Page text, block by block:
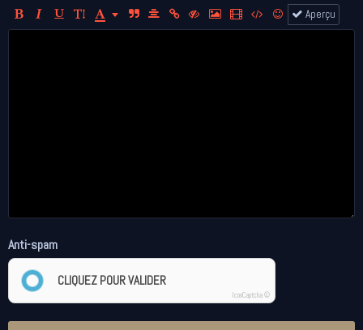
Aperçu
Anti-spam
CLIQUEZ POUR VALIDER
IconCaptcha ©